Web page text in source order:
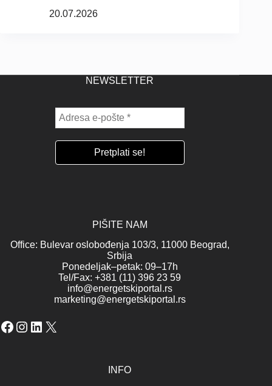
20.07.2026
NEWSLETTER
PIŠITE NAM
Office: Bulevar oslobođenja 103/3, 11000 Beograd,
Srbija
Ponedeljak–petak: 09–17h
Tel/Fax: +381 (11) 396 23 59
info@energetskiportal.rs
marketing@energetskiportal.rs
Facebook
Instagram
LinkedIn
X
INFO